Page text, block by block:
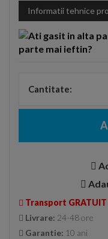
Informatii tehnice
parte mai ieftin?
Cantitate:
Transport
Livrare: 24-48 ore
Garantie: 10 ani